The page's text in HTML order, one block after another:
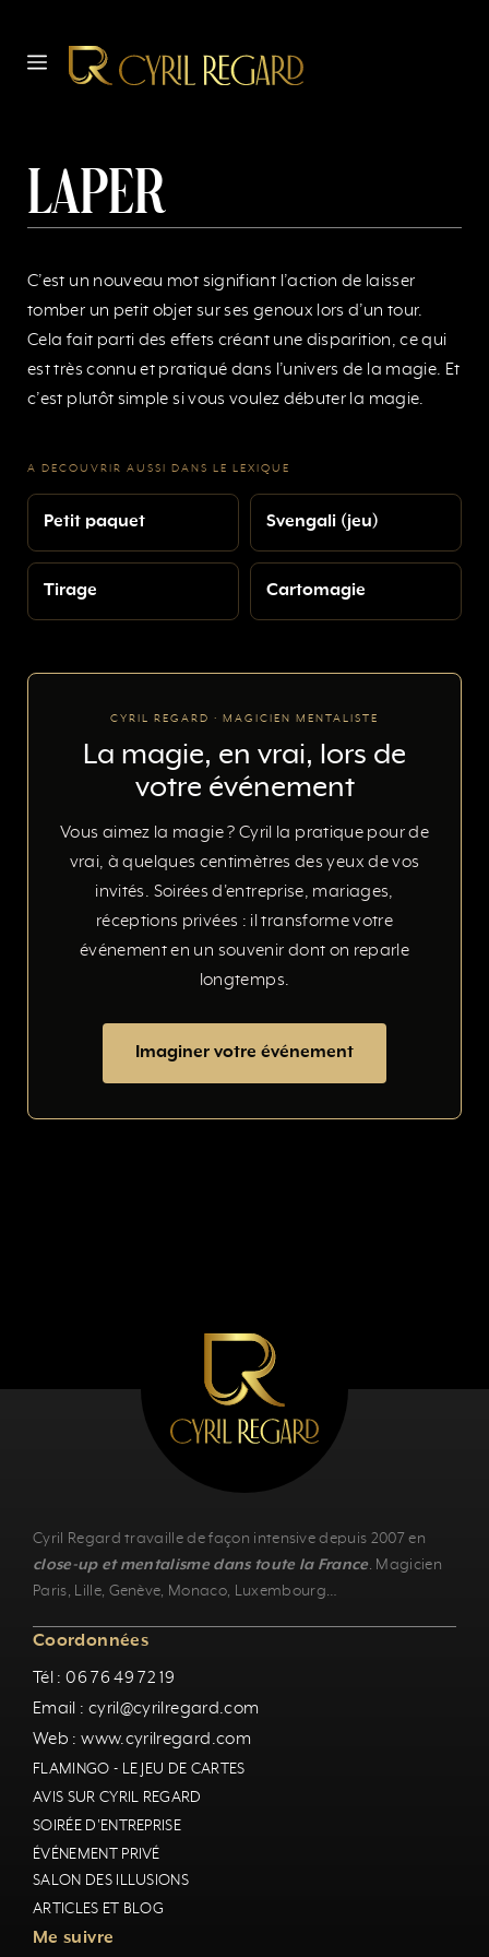
contenuMENU
Laper
C’est un nouveau mot signifiant l’action de laisser
tomber un petit objet sur ses genoux lors d’un tour.
Cela fait parti des effets créant une disparition, ce qui
est très connu et pratiqué dans l’univers de la magie. Et
c’est plutôt simple si vous voulez débuter la magie.
A DECOUVRIR AUSSI DANS LE LEXIQUE
Petit paquet Svengali (jeu)
Tirage Cartomagie
CYRIL REGARD · MAGICIEN MENTALISTE
La magie, en vrai, lors de
votre événement
Vous aimez la magie ? Cyril la pratique pour de
vrai, à quelques centimètres des yeux de vos
invités. Soirées d'entreprise, mariages,
réceptions privées : il transforme votre
événement en un souvenir dont on reparle
longtemps.
Imaginer votre événement
Cyril Regard travaille de façon intensive depuis 2007 en
close-up et mentalisme dans toute la France. Magicien
Paris, Lille, Genève, Monaco, Luxembourg…
Coordonnées
Tél : 06 76 49 72 19
Email : cyril@cyrilregard.com
Web : www.cyrilregard.com
FLAMINGO - LE JEU DE CARTES
AVIS SUR CYRIL REGARD
SOIRÉE D'ENTREPRISE
ÉVÉNEMENT PRIVÉ
SALON DES ILLUSIONS
ARTICLES ET BLOG
Me suivre